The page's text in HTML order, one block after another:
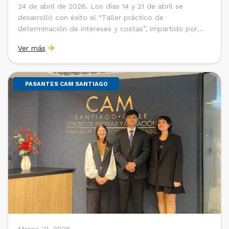
24 de abril de 2026. Los días 14 y 21 de abril se
desarrolló con éxito el “Taller práctico de
determinación de intereses y costas”, impartido por
Universidad Católica de Chile y Magíster en Economía
de la Universidad de Chicago) y María Luisa Petitpas
[…]
Ver más
PASANTES CAM SANTIAGO